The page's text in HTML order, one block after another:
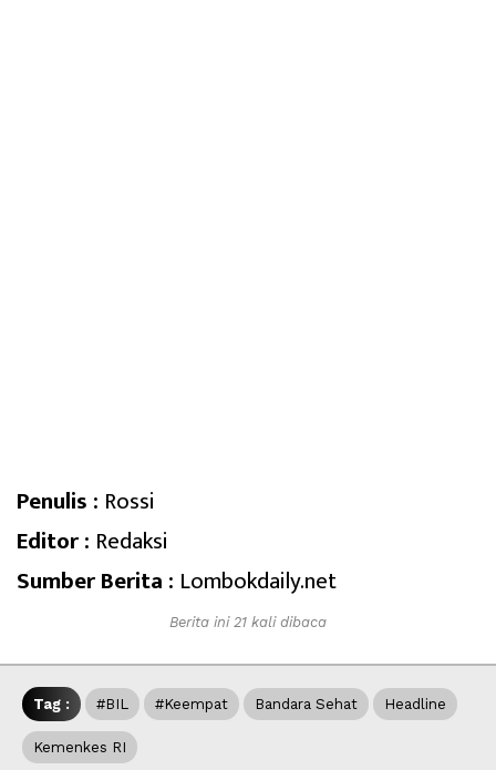
Penulis : Rossi
Editor : Redaksi
Sumber Berita : Lombokdaily.net
Berita ini 21 kali dibaca
Tag : #BIL #Keempat Bandara Sehat Headline
Kemenkes RI